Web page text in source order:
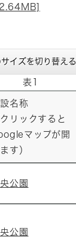
イズを切り替える
表1
名称
クリックすると
マップが開
す）
公園
公園